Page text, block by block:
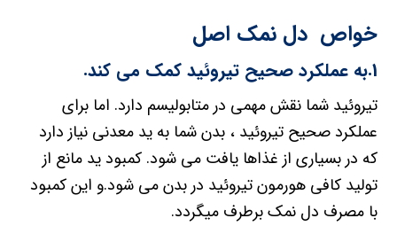
خواص دل نمک اصل
1.به عملکرد صحیح تیروئید کمک می کند.
تیروئید شما نقش مهمی در متابولیسم دارد. اما برای
عملکرد صحیح تیروئید ، بدن شما به ید معدنی نیاز دارد
که در بسیاری از غذاها یافت می شود. کمبود ید مانع از
تولید کافی هورمون تیروئید در بدن می شود.و این کمبود
با مصرف دل نمک برطرف میگردد.